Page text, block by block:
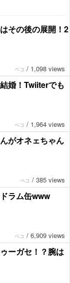
その後の展開！2
ペコ / 1,098 views
婚！Twiiterでも
ペコ / 1,964 views
がオネェちゃん
ペコ / 385 views
ラム缶www
ペコ / 6,909 views
ーガセ！？腕は